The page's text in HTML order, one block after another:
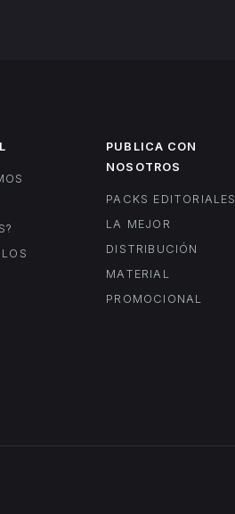
PUBLICA CON
NOSOTROS
PACKS EDITORIALES
LA MEJOR
DISTRIBUCIÓN
MATERIAL
PROMOCIONAL